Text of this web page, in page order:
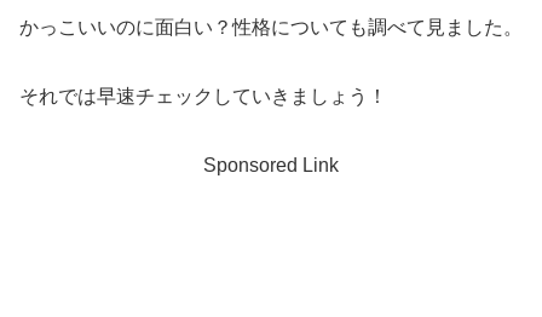
かっこいいのに面白い？性格についても調べて見ました。
それでは早速チェックしていきましょう！
Sponsored Link